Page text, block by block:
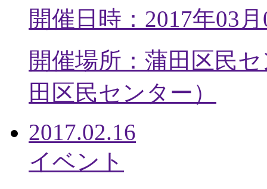
開催日時：2017年03
開催場所：蒲田区民
田区民センター ）
2017.02.16
イベント